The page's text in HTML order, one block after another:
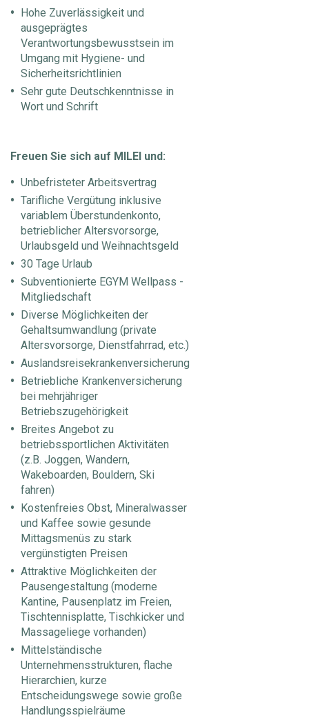
Hohe Zuverlässigkeit und
ausgeprägtes
Verantwortungsbewusstsein im
Umgang mit Hygiene- und
Sicherheitsrichtlinien
Sehr gute Deutschkenntnisse in
Wort und Schrift
Freuen Sie sich auf MILEI und:
Unbefristeter Arbeitsvertrag
Tarifliche Vergütung inklusive
variablem Überstundenkonto,
betrieblicher Altersvorsorge,
Urlaubsgeld und Weihnachtsgeld
30 Tage Urlaub
Subventionierte EGYM Wellpass -
Mitgliedschaft
Diverse Möglichkeiten der
Gehaltsumwandlung (private
Altersvorsorge, Dienstfahrrad, etc.)
Auslandsreisekrankenversicherung
Betriebliche Krankenversicherung
bei mehrjähriger
Betriebszugehörigkeit
Breites Angebot zu
betriebssportlichen Aktivitäten
(z.B. Joggen, Wandern,
Wakeboarden, Bouldern, Ski
fahren)
Kostenfreies Obst, Mineralwasser
und Kaffee sowie gesunde
Mittagsmenüs zu stark
vergünstigten Preisen
Attraktive Möglichkeiten der
Pausengestaltung (moderne
Kantine, Pausenplatz im Freien,
Tischtennisplatte, Tischkicker und
Massageliege vorhanden)
Mittelständische
Unternehmensstrukturen, flache
Hierarchien, kurze
Entscheidungswege sowie große
Handlungsspielräume